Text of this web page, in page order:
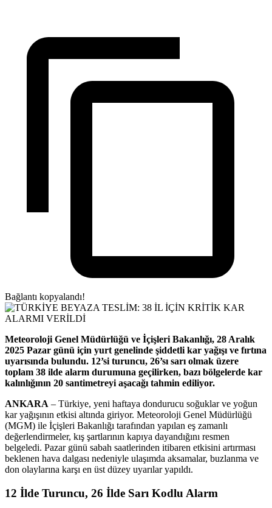
Bağlantı kopyalandı!
Meteoroloji Genel Müdürlüğü ve İçişleri Bakanlığı, 28 Aralık
2025 Pazar günü için yurt genelinde şiddetli kar yağışı ve fırtına
uyarısında bulundu. 12’si turuncu, 26’sı sarı olmak üzere
toplam 38 ilde alarm durumuna geçilirken, bazı bölgelerde kar
kalınlığının 20 santimetreyi aşacağı tahmin ediliyor.
ANKARA – Türkiye, yeni haftaya dondurucu soğuklar ve yoğun
kar yağışının etkisi altında giriyor. Meteoroloji Genel Müdürlüğü
(MGM) ile İçişleri Bakanlığı tarafından yapılan eş zamanlı
değerlendirmeler, kış şartlarının kapıya dayandığını resmen
belgeledi. Pazar günü sabah saatlerinden itibaren etkisini artırması
beklenen hava dalgası nedeniyle ulaşımda aksamalar, buzlanma ve
don olaylarına karşı en üst düzey uyarılar yapıldı.
12 İlde Turuncu, 26 İlde Sarı Kodlu Alarm